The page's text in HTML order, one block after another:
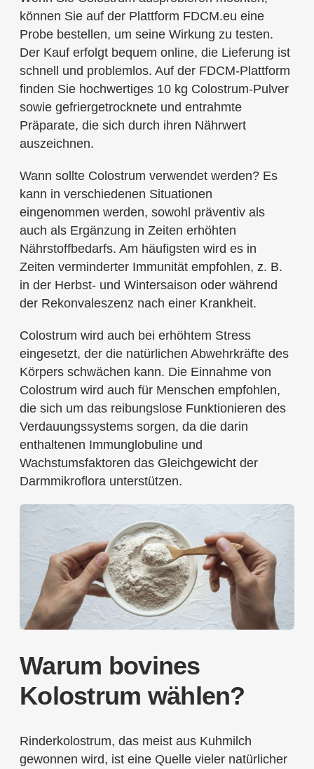
können Sie auf der Plattform FDCM.eu eine
Probe bestellen, um seine Wirkung zu testen.
Der Kauf erfolgt bequem online, die Lieferung ist
schnell und problemlos. Auf der FDCM-Plattform
finden Sie hochwertiges 10 kg Colostrum-Pulver
sowie gefriergetrocknete und entrahmte
Präparate, die sich durch ihren Nährwert
auszeichnen.
Wann sollte Colostrum verwendet werden? Es
kann in verschiedenen Situationen
eingenommen werden, sowohl präventiv als
auch als Ergänzung in Zeiten erhöhten
Nährstoffbedarfs. Am häufigsten wird es in
Zeiten verminderter Immunität empfohlen, z. B.
in der Herbst- und Wintersaison oder während
der Rekonvaleszenz nach einer Krankheit.
Colostrum wird auch bei erhöhtem Stress
eingesetzt, der die natürlichen Abwehrkräfte des
Körpers schwächen kann. Die Einnahme von
Colostrum wird auch für Menschen empfohlen,
die sich um das reibungslose Funktionieren des
Verdauungssystems sorgen, da die darin
enthaltenen Immunglobuline und
Wachstumsfaktoren das Gleichgewicht der
Darmmikroflora unterstützen.
Warum bovines
Kolostrum wählen?
Rinderkolostrum, das meist aus Kuhmilch
gewonnen wird, ist eine Quelle vieler natürlicher